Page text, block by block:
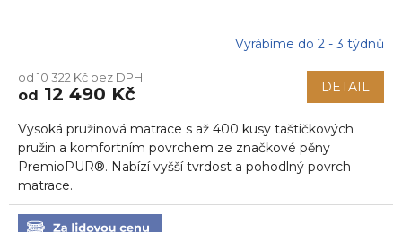
Vyrábíme do 2 - 3 týdnů
od 10 322 Kč bez DPH
od 12 490 Kč DETAIL
Vysoká pružinová matrace s až 400 kusy taštičkových
pružin a komfortním povrchem ze značkové pěny
PremioPUR®. Nabízí vyšší tvrdost a pohodlný povrch
matrace.